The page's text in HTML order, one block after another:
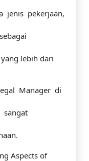
jenis pekerjaan,
lebih dari
Manager di
sangat
Aspects of